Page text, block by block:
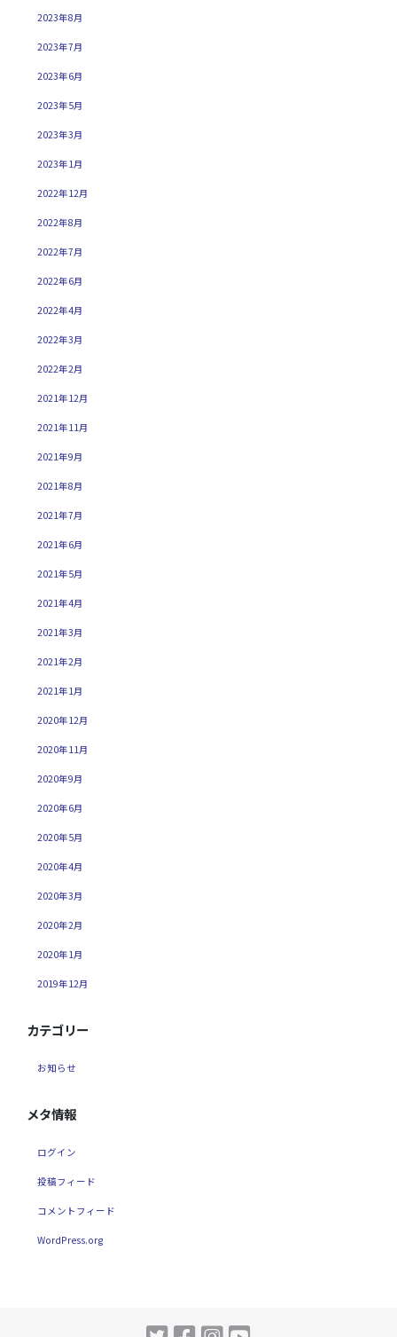
2023年8月
2023年7月
2023年6月
2023年5月
2023年3月
2023年1月
2022年12月
2022年8月
2022年7月
2022年6月
2022年4月
2022年3月
2022年2月
2021年12月
2021年11月
2021年9月
2021年8月
2021年7月
2021年6月
2021年5月
2021年4月
2021年3月
2021年2月
2021年1月
2020年12月
2020年11月
2020年9月
2020年6月
2020年5月
2020年4月
2020年3月
2020年2月
2020年1月
2019年12月
カテゴリー
お知らせ
メタ情報
ログイン
投稿フィード
コメントフィード
WordPress.org